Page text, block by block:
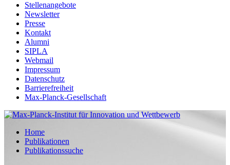
Stellenangebote
Newsletter
Presse
Kontakt
Alumni
SIPLA
Webmail
Impressum
Datenschutz
Barrierefreiheit
Max-Planck-Gesellschaft
Home
Publikationen
Publikationssuche